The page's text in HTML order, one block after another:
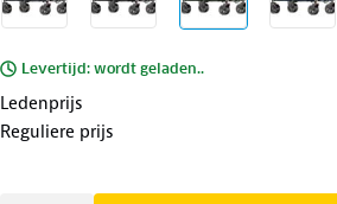
Levertijd: wordt geladen..
Ledenprijs
Reguliere prijs